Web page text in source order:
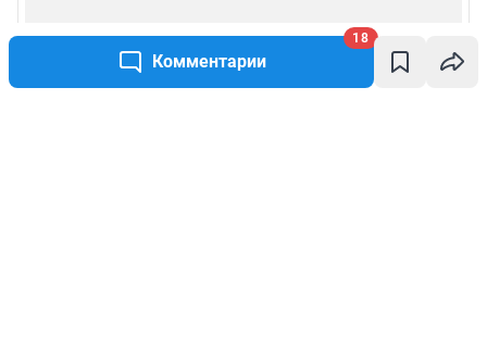
Комментарии
18